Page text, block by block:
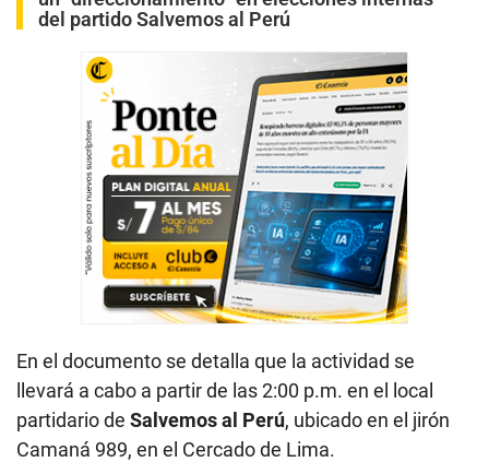
del partido Salvemos al Perú
En el documento se detalla que la actividad se
llevará a cabo a partir de las 2:00 p.m. en el local
partidario de Salvemos al Perú, ubicado en el jirón
Camaná 989, en el Cercado de Lima.